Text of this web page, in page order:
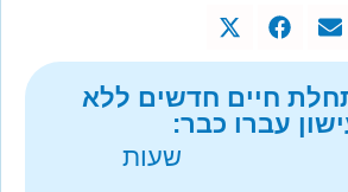
חיים חדשים ללא
עברו כבר:
שעות